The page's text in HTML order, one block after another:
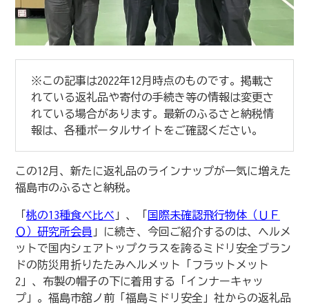
※この記事は2022年12月時点のものです。掲載さ
れている返礼品や寄付の手続き等の情報は変更さ
れている場合があります。最新のふるさと納税情
報は、各種ポータルサイトをご確認ください。
この12月、新たに返礼品のラインナップが一気に増えた
福島市のふるさと納税。
桃の13種食べ比べ 」、「
国際未確認飛行物体（ＵＦ
Ｏ）研究所会員 」に続き、今回ご紹介するのは、ヘルメ
ットで国内シェアトップクラスを誇るミドリ安全ブラン
ドの防災用折りたたみヘルメット「フラットメット
2」、布製の帽子の下に着用する「インナーキャッ
プ」。福島市舘ノ前「福島ミドリ安全」社からの返礼品